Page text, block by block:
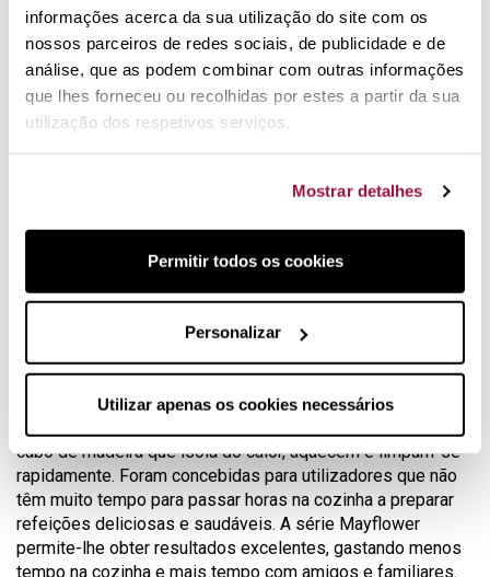
informações acerca da sua utilização do site com os
nossos parceiros de redes sociais, de publicidade e de
análise, que as podem combinar com outras informações
que lhes forneceu ou recolhidas por estes a partir da sua
utilização dos respetivos serviços.
Mostrar detalhes
Permitir todos os cookies
Personalizar
Utilizar apenas os cookies necessários
Outras características destacadas
deste conjunto de frigideiras
GreenPan, marca belga de referência internacional por ser
um dos primeiros fabricantes a incluir a cerâmica como
inúmeros produtos saudáveis ​​de elevada qualidade.
A série Mayflower destaca-se por ter um design
minimalista, bonito e funcional. Muito leves, fabricadas em
cabo de madeira que isola do calor, aquecem e limpam-se
rapidamente. Foram concebidas para utilizadores que não
têm muito tempo para passar horas na cozinha a preparar
refeições deliciosas e saudáveis. A série Mayflower
permite-lhe obter resultados excelentes, gastando menos
tempo na cozinha e mais tempo com amigos e familiares.